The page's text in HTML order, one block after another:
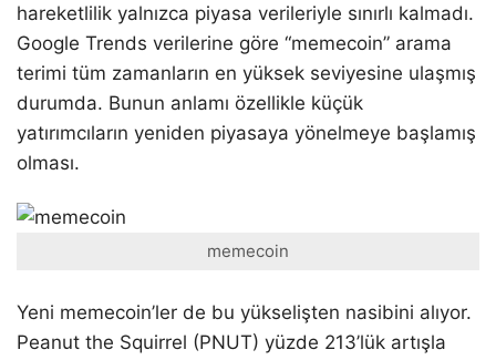
hareketlilik yalnızca piyasa verileriyle sınırlı kalmadı.
Google Trends verilerine göre “memecoin” arama
terimi tüm zamanların en yüksek seviyesine ulaşmış
durumda. Bunun anlamı özellikle küçük
yatırımcıların yeniden piyasaya yönelmeye başlamış
olması.
memecoin
Yeni memecoin’ler de bu yükselişten nasibini alıyor.
Peanut the Squirrel (PNUT) yüzde 213’lük artışla